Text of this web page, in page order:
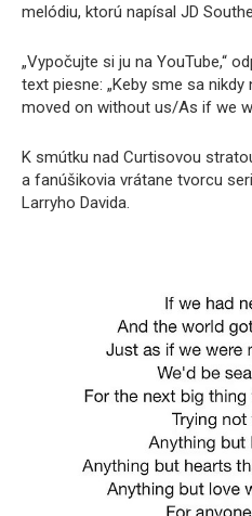
melódiu, ktorú napísal JD
„Vypočujte si ju na YouTube,“
text piesne: „Keby sme sa
moved on without us/As if we
K smútku nad Curtisovou
a fanúšikovia vrátane tvorcu
Larryho Davida.